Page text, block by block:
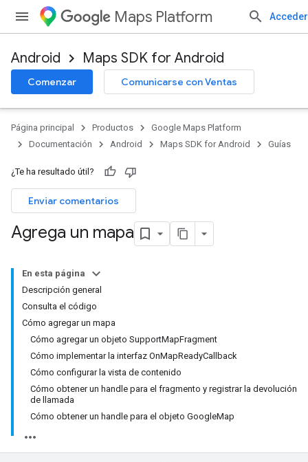
Maps Platform Acceder
Android Maps SDK for Android
Comenzar Comunicarse con Ventas
Página principal Productos
Google Maps Platform
Documentación
Android Maps SDK for Android Guías
¿Te ha resultado útil?
Enviar comentarios
Agrega un mapa
En esta página
Descripción general
Consulta el código
Cómo agregar un mapa
Cómo agregar un objeto SupportMapFragment
Cómo implementar la interfaz OnMapReadyCallback
Cómo configurar la vista de contenido
Cómo obtener un handle para el fragmento y registrar la devolución
de llamada
Cómo obtener un handle para el objeto GoogleMap